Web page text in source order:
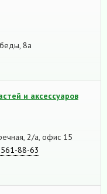
8а
и аксессуаров
2/а, офис 15
88-63